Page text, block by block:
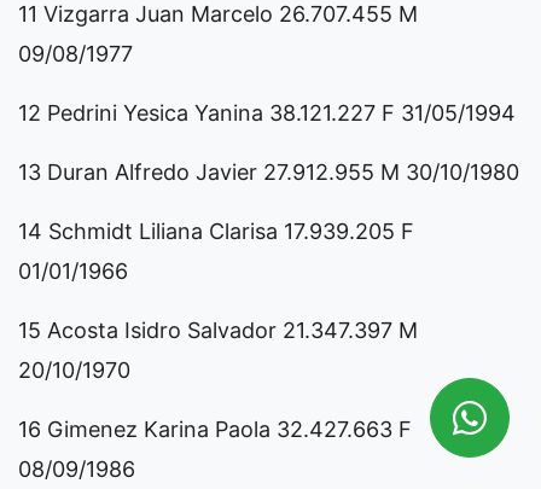
11 Vizgarra Juan Marcelo 26.707.455 M
09/08/1977
12 Pedrini Yesica Yanina 38.121.227 F 31/05/1994
13 Duran Alfredo Javier 27.912.955 M 30/10/1980
14 Schmidt Liliana Clarisa 17.939.205 F
01/01/1966
15 Acosta Isidro Salvador 21.347.397 M
20/10/1970
16 Gimenez Karina Paola 32.427.663 F
08/09/1986